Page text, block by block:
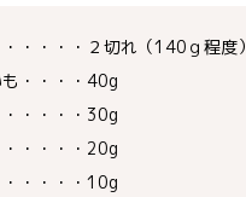
・・・・２切れ（140ｇ程度）
・・・・40g
・・・・30g
・・・・20g
・・・・10g